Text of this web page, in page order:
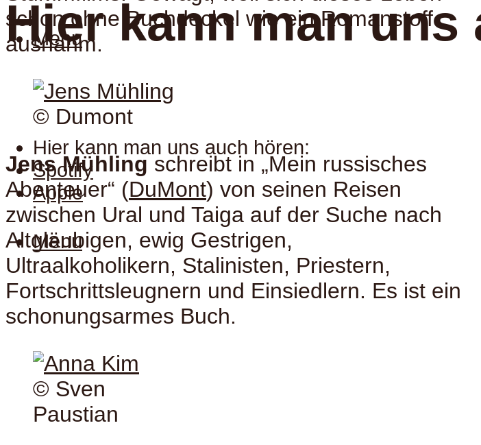
Menu
Hier kann man uns
Hier kann man uns auch hören:
Spotify
Apple
Menu
schon ohne Buchdeckel wie ein Romanstoff
ausnahm.
© Dumont
Jens Mühling schreibt in „Mein russisches
Abenteuer“ (DuMont) von seinen Reisen
zwischen Ural und Taiga auf der Suche nach
Altgläubigen, ewig Gestrigen,
Ultraalkoholikern, Stalinisten, Priestern,
Fortschrittsleugnern und Einsiedlern. Es ist ein
schonungsarmes Buch.
© Sven
Paustian